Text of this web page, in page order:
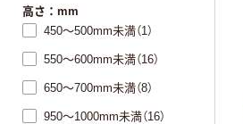
高さ：mm
450～500mm未満（1）
550～600mm未満（16）
650～700mm未満（8）
950～1000mm未満（16）